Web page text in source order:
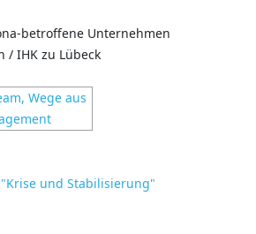
betroffene Unternehmen
/ IHK zu Lübeck
und Stabilisierung"